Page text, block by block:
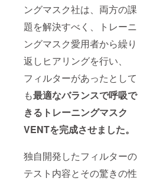
ングマスク社は、両方の課
題を解決すべく、トレーニ
ングマスク愛用者から繰り
返しヒアリングを行い、
フィルターがあったとして
も最適なバランスで呼吸で
きるトレーニングマスク
VENTを完成させました。
独自開発したフィルターの
テスト内容とその驚きの性